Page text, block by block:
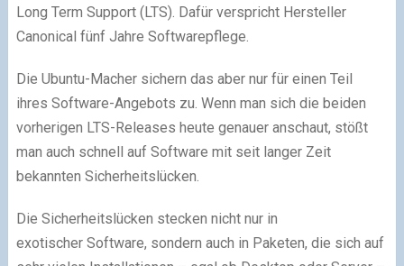
Long Term Support (LTS). Dafür verspricht Hersteller
Canonical fünf Jahre Softwarepflege.
Die Ubuntu-Macher sichern das aber nur für einen Teil
ihres Software-Angebots zu. Wenn man sich die beiden
vorherigen LTS-Releases heute genauer anschaut, stößt
man auch schnell auf Software mit seit langer Zeit
bekannten Sicherheitslücken.
Die Sicherheitslücken stecken nicht nur in
exotischer Software, sondern auch in Paketen, die sich auf